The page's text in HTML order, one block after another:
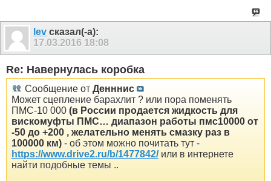
lev сказал(-а):
17.03.2016 18:08
Re: Навернулась коробка
Сообщение от Денннис
Может сцепление барахлит ? или пора поменять
ПМС-10 000 (в России продается жидкость для
вискомуфты ПМС… диапазон работы пмс10000 от
-50 до +200 , желательно менять смазку раз в
100000 км) - об этом можно почитать тут -
https://www.drive2.ru/b/1477842/ или в интернете
найти подобные темы ..